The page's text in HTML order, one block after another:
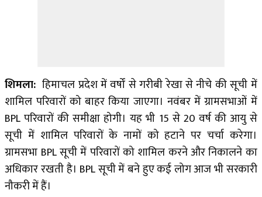
​शिमला: हिमाचल प्रदेश में वर्षों से गरीबी रेखा से नीचे की सूची में
शामिल परिवारों को बाहर किया जाएगा। नवंबर में ग्रामसभाओं में
BPL परिवारों की समीक्षा होगी। यह भी 15 से 20 वर्ष की आयु से
सूची में शामिल परिवारों के नामों को हटाने पर चर्चा करेगा।
ग्रामसभा BPL सूची में परिवारों को शामिल करने और निकालने का
अधिकार रखती है। BPL सूची में बने हुए कई लोग आज भी सरकारी
नौकरी में हैं।